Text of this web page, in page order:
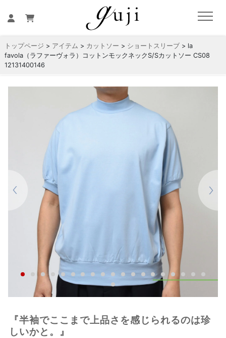
トップページ > アイテム > カットソー > ショートスリーブ> la
favola（ラファーヴォラ）コットンモックネックS/Sカットソー CS08
12131400146
『半袖でここまで上品さを感じられるのは珍
しいかと。』